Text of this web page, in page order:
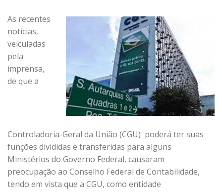
As recentes
notícias,
veiculadas
pela
imprensa,
de que a
Controladoria-Geral da União (CGU) poderá ter suas
funções divididas e transferidas para alguns
Ministérios do Governo Federal, causaram
preocupação ao Conselho Federal de Contabilidade,
tendo em vista que a CGU, como entidade